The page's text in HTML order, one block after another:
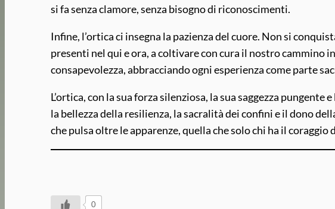
si fa senza clamore, senza bisogno di riconoscimenti.
Infine, l’ortica ci insegna la pazienza del cuore. Non si
presenti nel qui e ora, a coltivare con cura il nostro cammino
consapevolezza, abbracciando ogni esperienza come parte
L’ortica, con la sua forza silenziosa, la sua saggezza
la bellezza della resilienza, la sacralità dei confini e il dono
che pulsa oltre le apparenze, quella che solo chi ha il
0